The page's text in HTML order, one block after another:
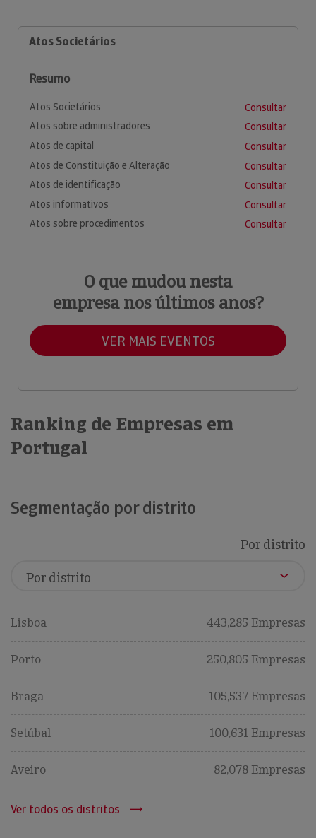
Atos Societários
Resumo
Atos Societários
Consultar
Atos sobre administradores
Consultar
Atos de capital
Consultar
Atos de Constituição e Alteração
Consultar
Atos de identificação
Consultar
Atos informativos
Consultar
Atos sobre procedimentos
Consultar
O que mudou nesta
empresa nos últimos anos?
VER MAIS EVENTOS
Ranking de Empresas em
Portugal
Segmentação por distrito
Por distrito
Lisboa 443,285 Empresas
Porto 250,805 Empresas
Braga 105,537 Empresas
Setúbal 100,631 Empresas
Aveiro 82,078 Empresas
Ver todos os distritos